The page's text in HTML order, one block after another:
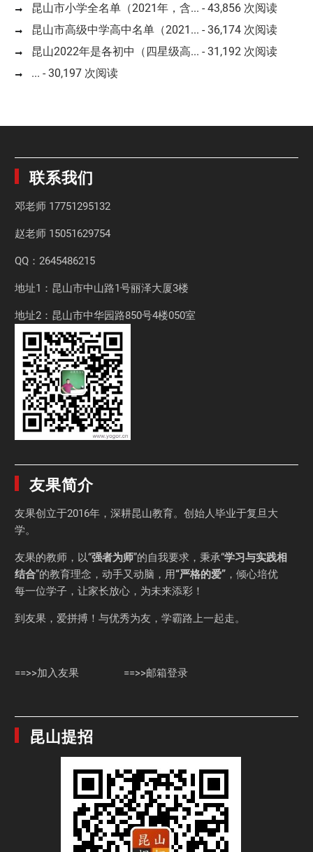
昆山市小学全名单（2021年，含... - 43,856 次阅读
昆山市高级中学高中名单（2021... - 36,174 次阅读
昆山2022年是各初中（四星级高... - 31,192 次阅读
... - 30,197 次阅读
联系我们
邓老师 17751295132
赵老师 15051629754
QQ：2645486215
地址1：昆山市中山路1号丽泽大厦3楼
地址2：昆山市中华园路850号4楼050室
友果简介
友果创立于2016年，深耕昆山教育。创始人毕业于复旦大
学。
友果的教师，以“强者为师”的自我要求，秉承“学习与实践相
结合”的教育理念，动手又动脑，用“严格的爱” ，倾心培优
每一位学子，让家长放心，为未来添彩！
到友果，爱拼搏！与优秀为友，学霸路上一起走。
==>>加入友果 ==>>邮箱登录
昆山提招